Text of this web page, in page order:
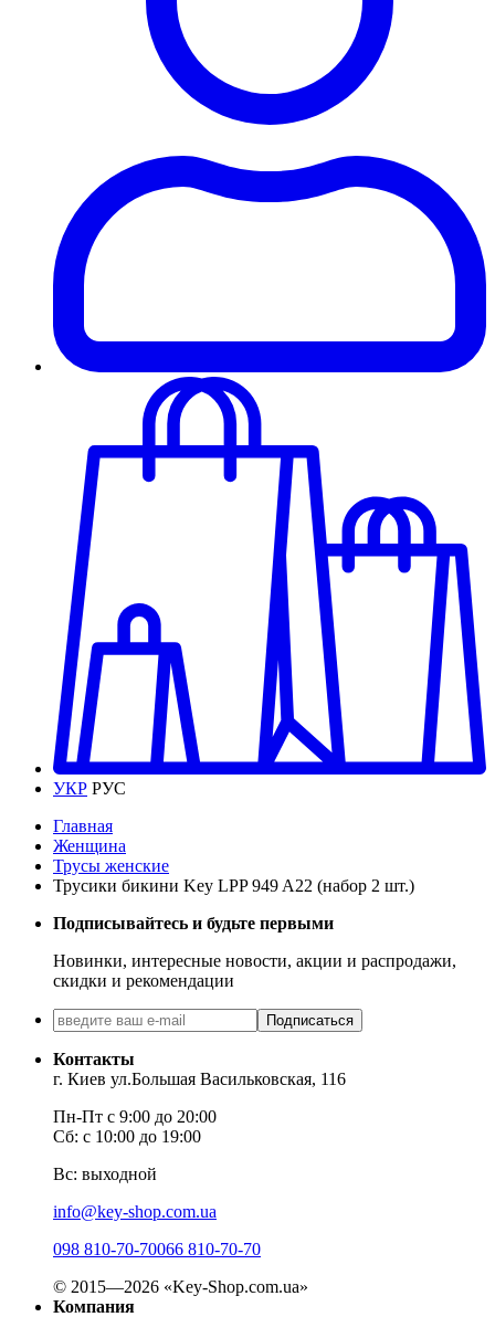
УКР РУС
Главная
Женщина
Трусы женские
Трусики бикини Key LPP 949 A22 (набор 2 шт.)
Подписывайтесь и будьте первыми
Новинки, интересные новости, акции и распродажи,
скидки и рекомендации
Подписаться
Контакты
г. Киев ул.Большая Васильковская, 116
Пн-Пт с 9:00 до 20:00
Сб: с 10:00 до 19:00
Вс: выходной
info@key-shop.com.ua
098 810-70-70066 810-70-70
© 2015—2026 «Key-Shop.com.ua»
Компания